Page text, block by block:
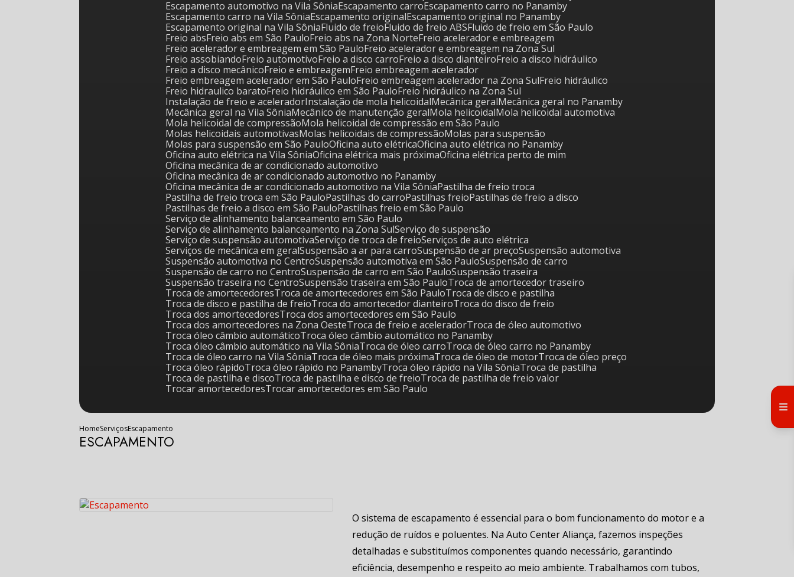
Escapamento automotivo na Vila Sônia Escapamento carro Escapamento carro no Panamby
Escapamento carro na Vila Sônia Escapamento original Escapamento original no Panamby
Escapamento original na Vila Sônia Fluido de freio Fluido de freio ABS Fluido de freio em São Paulo
Freio abs Freio abs em São Paulo Freio abs na Zona Norte Freio acelerador e embreagem
Freio acelerador e embreagem em São Paulo Freio acelerador e embreagem na Zona Sul
Freio assobiando Freio automotivo Freio a disco carro Freio a disco dianteiro Freio a disco hidráulico
Freio a disco mecânico Freio e embreagem Freio embreagem acelerador
Freio embreagem acelerador em São Paulo Freio embreagem acelerador na Zona Sul Freio hidráulico
Freio hidraulico barato Freio hidráulico em São Paulo Freio hidráulico na Zona Sul
Instalação de freio e acelerador Instalação de mola helicoidal Mecânica geral
Mecânica geral no Panamby
Mecânica geral na Vila Sônia
Mecânico de manutenção geral Mola helicoidal
Mola helicoidal automotiva
Mola helicoidal de compressão
Mola helicoidal de compressão em São Paulo
Molas helicoidais automotivas
Molas helicoidais de compressão
Molas para suspensão
Molas para suspensão em São Paulo Oficina auto elétrica Oficina auto elétrica no Panamby
Oficina auto elétrica na Vila Sônia Oficina elétrica mais próxima Oficina elétrica perto de mim
Oficina mecânica de ar condicionado automotivo
Oficina mecânica de ar condicionado automotivo no Panamby
Oficina mecânica de ar condicionado automotivo na Vila Sônia Pastilha de freio troca
Pastilha de freio troca em São Paulo Pastilhas do carro Pastilhas freio Pastilhas de freio a disco
Pastilhas de freio a disco em São Paulo Pastilhas freio em São Paulo
Serviço de alinhamento balanceamento em São Paulo
Serviço de alinhamento balanceamento na Zona Sul Serviço de suspensão
Serviço de suspensão automotiva Serviço de troca de freio Serviços de auto elétrica
Serviços de mecânica em geral Suspensão a ar para carro Suspensão de ar preço Suspensão automotiva
Suspensão automotiva no Centro Suspensão automotiva em São Paulo Suspensão de carro
Suspensão de carro no Centro Suspensão de carro em São Paulo Suspensão traseira
Suspensão traseira no Centro Suspensão traseira em São Paulo Troca de amortecedor traseiro
Troca de amortecedores Troca de amortecedores em São Paulo Troca de disco e pastilha
Troca de disco e pastilha de freio Troca do amortecedor dianteiro Troca do disco de freio
Troca dos amortecedores Troca dos amortecedores em São Paulo
Troca dos amortecedores na Zona Oeste Troca de freio e acelerador Troca de óleo automotivo
Troca óleo câmbio automático Troca óleo câmbio automático no Panamby
Troca óleo câmbio automático na Vila Sônia Troca de óleo carro Troca de óleo carro no Panamby
Troca de óleo carro na Vila Sônia Troca de óleo mais próxima Troca de óleo de motor Troca de óleo preço
Troca óleo rápido Troca óleo rápido no Panamby Troca óleo rápido na Vila Sônia Troca de pastilha
Troca de pastilha e disco Troca de pastilha e disco de freio Troca de pastilha de freio valor
Trocar amortecedores Trocar amortecedores em São Paulo
HomeServiçosEscapamento
ESCAPAMENTO
O sistema de escapamento é essencial para o bom funcionamento do motor e a
redução de ruídos e poluentes. Na Auto Center Aliança, fazemos inspeções
detalhadas e substituímos componentes quando necessário, garantindo
eficiência, desempenho e respeito ao meio ambiente. Trabalhamos com tubos,